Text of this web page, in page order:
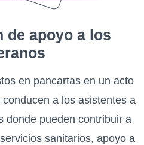
de apoyo a los
en pancartas en un acto
a los asistentes a
donde pueden contribuir a
sanitarios, apoyo a